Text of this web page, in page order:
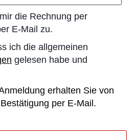
die Rechnung per
E-Mail zu.
ich die allgemeinen
gelesen habe und
erhalten Sie von
per E-Mail.